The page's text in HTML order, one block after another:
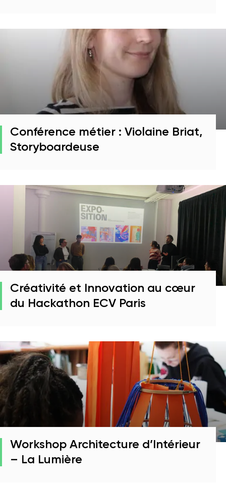
Conférence métier : Violaine Briat,
Storyboardeuse
Créativité et Innovation au cœur
du Hackathon ECV Paris
Workshop Architecture d’Intérieur
– La Lumière